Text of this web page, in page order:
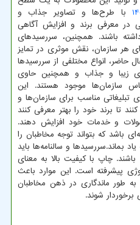
با طرح‌ها و تصاویر جذاب و
در معرفی برند و افزایش آگاهی
باشند. همچنین، سررسیدهای
هر سازمان، نقش موثری در تمایز
حاضر، انواع مختلفی از سررسیدها
زیبا و جذاب و همچنین حاوی
سازمان‌ها موجود هستند. این
تبلیغاتی مناسب برای سازمان‌ها و
تا برند خود را بهتر معرفی کنند
و خدمات خود افزایش دهند.
باشد که بتواند توجه مخاطبان را
بماند.سررسیدها و سالنامه‌ها باید
چاپ با کیفیت بالا به معنای
پیشرفته است. این موارد باعث
طور ماندگاری در ذهن مخاطبان
برخوردار شوند.